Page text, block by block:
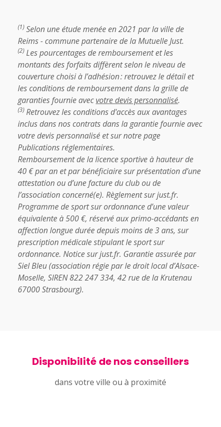
(1) Selon une étude menée en 2021 par la ville de
Reims - commune partenaire de la Mutuelle Just.
(2) Les pourcentages de remboursement et les
montants des forfaits diffèrent selon le niveau de
couverture choisi à l’adhésion : retrouvez le détail et
les conditions de remboursement dans la grille de
garanties fournie avecvotre devis personnalisé.
(3) Retrouvez les conditions d'accès aux avantages
inclus dans nos contrats dans la garantie fournie avec
votre devis personnalisé et sur notre page
Publications réglementaires.
Remboursement de la licence sportive à hauteur de
40 € par an et par bénéficiaire sur présentation d’une
attestation ou d’une facture du club ou de
l’association concerné(e). Règlement sur just.fr.
Programme de sport sur ordonnance d’une valeur
équivalente à 500 €, réservé aux primo-accédants en
affection longue durée depuis moins de 3 ans, sur
prescription médicale stipulant le sport sur
ordonnance. Notice sur just.fr. Garantie assurée par
Siel Bleu (association régie par le droit local d’Alsace-
Moselle, SIREN 822 247 334, 42 rue de la Krutenau
67000 Strasbourg).
Disponibilité de nos conseillers
dans votre ville ou à proximité